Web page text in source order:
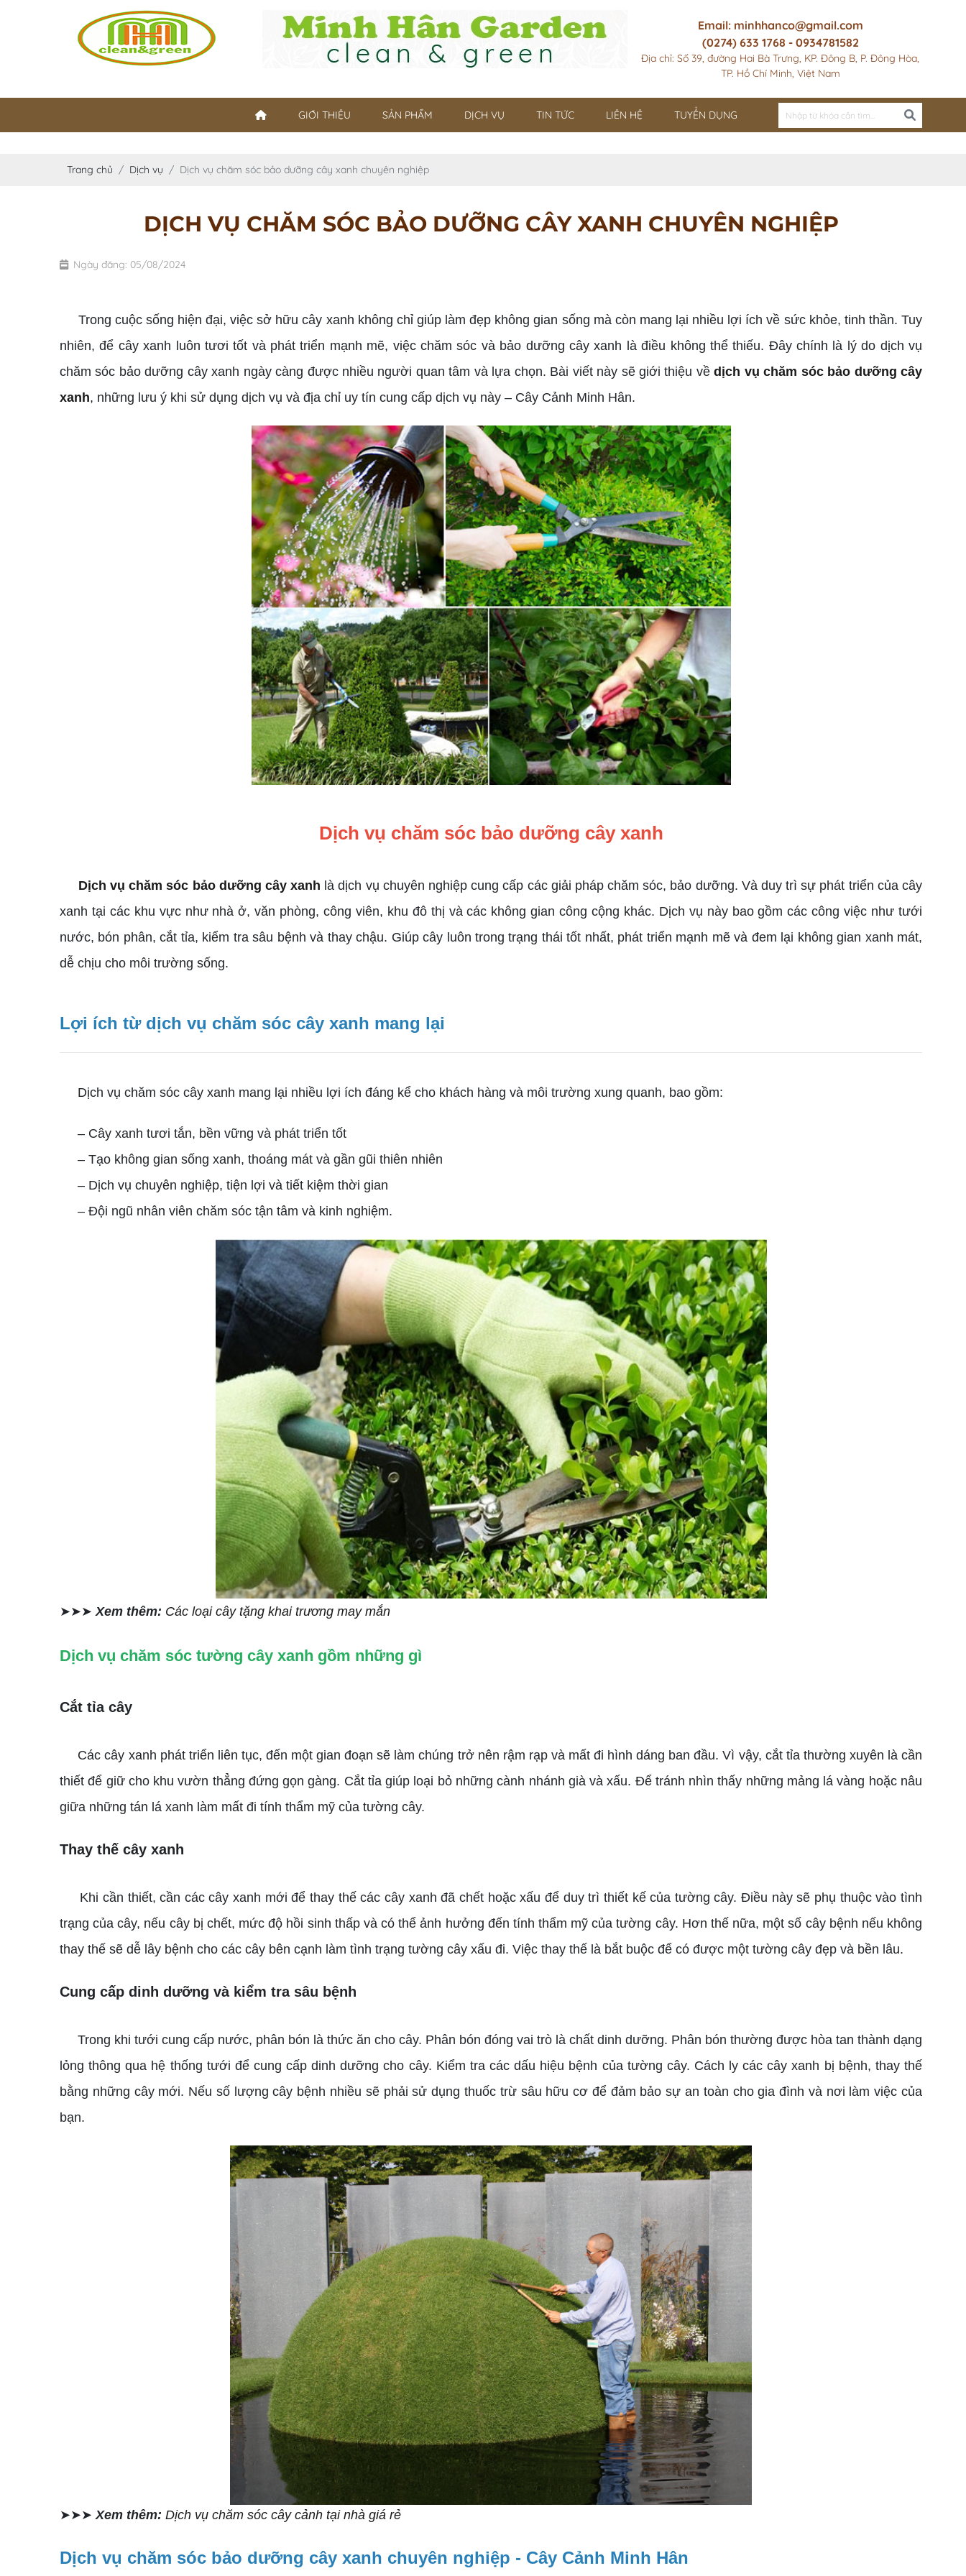
Email: minhhanco@gmail.com
(0274) 633 1768 - 0934781582
Địa chỉ: Số 39, đường Hai Bà Trưng, KP. Đông B, P. Đông Hòa,
TP. Hồ Chí Minh, Việt Nam
GIỚI THIỆU SẢN PHẨM DỊCH VỤ TIN TỨC LIÊN HỆ TUYỂN DỤNG
Trang chủ Dịch vụ Dịch vụ chăm sóc bảo dưỡng cây xanh chuyên nghiệp
DỊCH VỤ CHĂM SÓC BẢO DƯỠNG CÂY XANH CHUYÊN NGHIỆP
Ngày đăng: 05/08/2024
Trong cuộc sống hiện đại, việc sở hữu cây xanh không chỉ giúp làm đẹp không gian sống mà còn mang lại nhiều lợi ích về sức khỏe, tinh thần. Tuy
nhiên, để cây xanh luôn tươi tốt và phát triển mạnh mẽ, việc chăm sóc và bảo dưỡng cây xanh là điều không thể thiếu. Đây chính là lý do dịch vụ
chăm sóc bảo dưỡng cây xanh ngày càng được nhiều người quan tâm và lựa chọn. Bài viết này sẽ giới thiệu vềdịch vụ chăm sóc bảo dưỡng cây
xanh, những lưu ý khi sử dụng dịch vụ và địa chỉ uy tín cung cấp dịch vụ này – Cây Cảnh Minh Hân.
Dịch vụ chăm sóc bảo dưỡng cây xanh
Dịch vụ chăm sóc bảo dưỡng cây xanh là dịch vụ chuyên nghiệp cung cấp các giải pháp chăm sóc, bảo dưỡng. Và duy trì sự phát triển của cây
xanh tại các khu vực như nhà ở, văn phòng, công viên, khu đô thị và các không gian công cộng khác. Dịch vụ này bao gồm các công việc như tưới
nước, bón phân, cắt tỉa, kiểm tra sâu bệnh và thay chậu. Giúp cây luôn trong trạng thái tốt nhất, phát triển mạnh mẽ và đem lại không gian xanh mát,
dễ chịu cho môi trường sống.
Lợi ích từ dịch vụ chăm sóc cây xanh mang lại
Dịch vụ chăm sóc cây xanh mang lại nhiều lợi ích đáng kể cho khách hàng và môi trường xung quanh, bao gồm:
– Cây xanh tươi tắn, bền vững và phát triển tốt
– Tạo không gian sống xanh, thoáng mát và gần gũi thiên nhiên
– Dịch vụ chuyên nghiệp, tiện lợi và tiết kiệm thời gian
– Đội ngũ nhân viên chăm sóc tận tâm và kinh nghiệm.
➤➤➤Xem thêm: Các loại cây tặng khai trương may mắn
Dịch vụ chăm sóc tường cây xanh gồm những gì
Cắt tỉa cây
Các cây xanh phát triển liên tục, đến một gian đoạn sẽ làm chúng trở nên rậm rạp và mất đi hình dáng ban đầu. Vì vậy, cắt tỉa thường xuyên là cần
thiết để giữ cho khu vườn thẳng đứng gọn gàng. Cắt tỉa giúp loại bỏ những cành nhánh già và xấu. Để tránh nhìn thấy những mảng lá vàng hoặc nâu
giữa những tán lá xanh làm mất đi tính thẩm mỹ của tường cây.
Thay thế cây xanh
Khi cần thiết, cần các cây xanh mới để thay thế các cây xanh đã chết hoặc xấu để duy trì thiết kế của tường cây. Điều này sẽ phụ thuộc vào tình
trạng của cây, nếu cây bị chết, mức độ hồi sinh thấp và có thể ảnh hưởng đến tính thẩm mỹ của tường cây. Hơn thế nữa, một số cây bệnh nếu không
thay thế sẽ dễ lây bệnh cho các cây bên cạnh làm tình trạng tường cây xấu đi. Việc thay thế là bắt buộc để có được một tường cây đẹp và bền lâu.
Cung cấp dinh dưỡng và kiểm tra sâu bệnh
Trong khi tưới cung cấp nước, phân bón là thức ăn cho cây. Phân bón đóng vai trò là chất dinh dưỡng. Phân bón thường được hòa tan thành dạng
lỏng thông qua hệ thống tưới để cung cấp dinh dưỡng cho cây. Kiểm tra các dấu hiệu bệnh của tường cây. Cách ly các cây xanh bị bệnh, thay thế
bằng những cây mới. Nếu số lượng cây bệnh nhiều sẽ phải sử dụng thuốc trừ sâu hữu cơ để đảm bảo sự an toàn cho gia đình và nơi làm việc của
bạn.
➤➤➤Xem thêm: Dịch vụ chăm sóc cây cảnh tại nhà giá rẻ
Dịch vụ chăm sóc bảo dưỡng cây xanh chuyên nghiệp - Cây Cảnh Minh Hân